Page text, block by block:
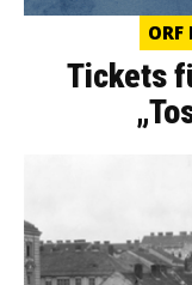
ORF
Tickets